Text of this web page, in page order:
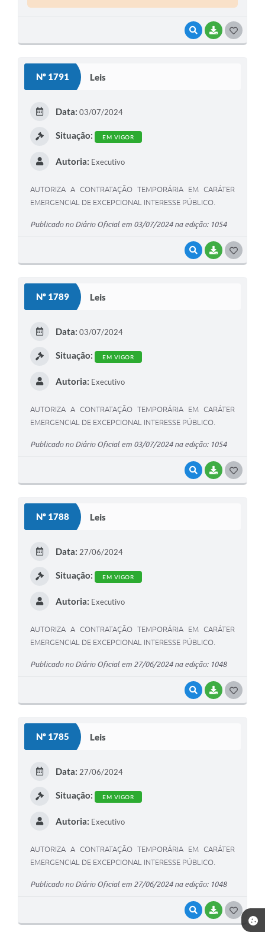
VISUALIZAR
BAIXAR
Nº 1791 Leis
VISUALIZAR
BAIXAR
Data: 03/07/2024
Situação: EM VIGOR
Autoria: Executivo
AUTORIZA A CONTRATAÇÃO TEMPORÁRIA EM CARÁTER
EMERGENCIAL DE EXCEPCIONAL INTERESSE PÚBLICO.
Publicado no Diário Oficial em 03/07/2024 na edição: 1054
Nº 1789 Leis
VISUALIZAR
BAIXAR
Data: 03/07/2024
Situação: EM VIGOR
Autoria: Executivo
AUTORIZA A CONTRATAÇÃO TEMPORÁRIA EM CARÁTER
EMERGENCIAL DE EXCEPCIONAL INTERESSE PÚBLICO.
Publicado no Diário Oficial em 03/07/2024 na edição: 1054
Nº 1788 Leis
VISUALIZAR
BAIXAR
Data: 27/06/2024
Situação: EM VIGOR
Autoria: Executivo
AUTORIZA A CONTRATAÇÃO TEMPORÁRIA EM CARÁTER
EMERGENCIAL DE EXCEPCIONAL INTERESSE PÚBLICO.
Publicado no Diário Oficial em 27/06/2024 na edição: 1048
Nº 1785 Leis
VISUALIZAR
BAIXAR
G
O
Data: 27/06/2024
Situação: EM VIGOR
Autoria: Executivo
AUTORIZA A CONTRATAÇÃO TEMPORÁRIA EM CARÁTER
EMERGENCIAL DE EXCEPCIONAL INTERESSE PÚBLICO.
Publicado no Diário Oficial em 27/06/2024 na edição: 1048